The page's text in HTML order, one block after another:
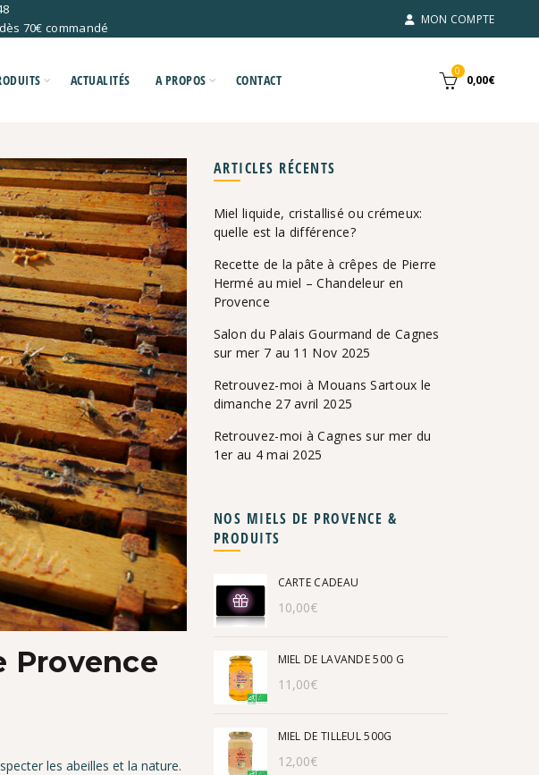
70€ commandé
MON COMPTE
ACTUALITÉS A PROPOS CONTACT
0
0,00€
Provence
les abeilles et la nature.
ARTICLES RÉCENTS
Miel liquide, cristallisé ou crémeux:
quelle est la différence?
Recette de la pâte à crêpes de Pierre
Hermé au miel – Chandeleur en
Provence
Salon du Palais Gourmand de Cagnes
sur mer 7 au 11 Nov 2025
Retrouvez-moi à Mouans Sartoux le
dimanche 27 avril 2025
Retrouvez-moi à Cagnes sur mer du
1er au 4 mai 2025
NOS MIELS DE PROVENCE &
PRODUITS
CARTE CADEAU
10,00€
MIEL DE LAVANDE 500 G
11,00€
MIEL DE TILLEUL 500G
12,00€